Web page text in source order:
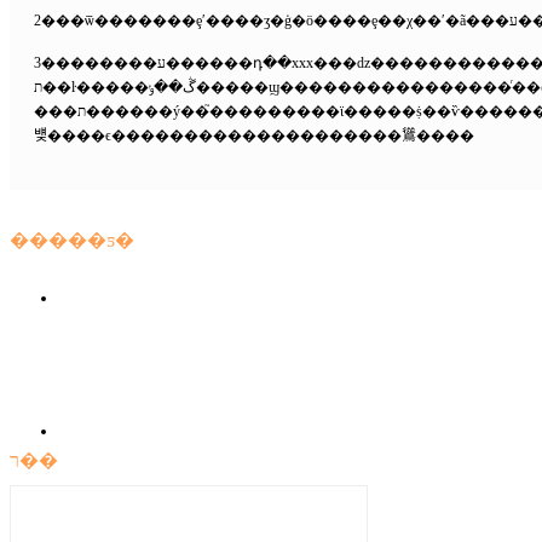
3��������ע������դ��xxx���ǳ�������������ʒ����ת��������ý�壬
ת��ŀ�����ڴ��ݸ�����ϣ����������������ͬ��۵�ͷ�����ʵ�ը��𡣱
���ת������ý��֮���������ϊ�����ṩ��ѷ���������ȩ��λ����˲����ڱ������������
뱾����ϵ��������������������䳷����
�����ƽ�
ר��